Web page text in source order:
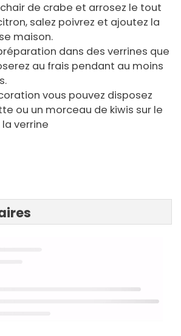
de crabe et arrosez le tout
salez poivrez et ajoutez la
maison.
dans des verrines que
au frais pendant au moins
vous pouvez disposez
ou un morceau de kiwis sur le
verrine